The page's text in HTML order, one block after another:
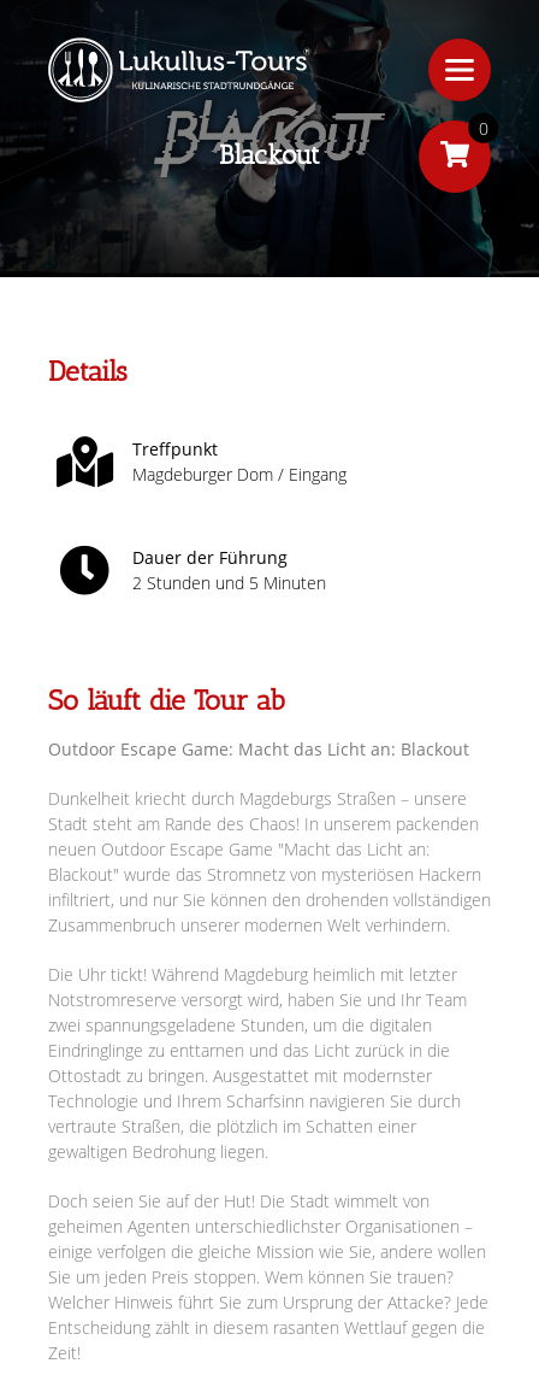
Blackout
Details
Treffpunkt
Magdeburger Dom / Eingang
Dauer der Führung
2 Stunden und 5 Minuten
So läuft die Tour ab
Outdoor Escape Game: Macht das Licht an: Blackout
Dunkelheit kriecht durch Magdeburgs Straßen – unsere
Stadt steht am Rande des Chaos! In unserem packenden
neuen Outdoor Escape Game "Macht das Licht an:
Blackout" wurde das Stromnetz von mysteriösen Hackern
infiltriert, und nur Sie können den drohenden vollständigen
Zusammenbruch unserer modernen Welt verhindern.
Die Uhr tickt! Während Magdeburg heimlich mit letzter
Notstromreserve versorgt wird, haben Sie und Ihr Team
zwei spannungsgeladene Stunden, um die digitalen
Eindringlinge zu enttarnen und das Licht zurück in die
Ottostadt zu bringen. Ausgestattet mit modernster
Technologie und Ihrem Scharfsinn navigieren Sie durch
vertraute Straßen, die plötzlich im Schatten einer
gewaltigen Bedrohung liegen.
Doch seien Sie auf der Hut! Die Stadt wimmelt von
geheimen Agenten unterschiedlichster Organisationen –
einige verfolgen die gleiche Mission wie Sie, andere wollen
Sie um jeden Preis stoppen. Wem können Sie trauen?
Welcher Hinweis führt Sie zum Ursprung der Attacke? Jede
Entscheidung zählt in diesem rasanten Wettlauf gegen die
Zeit!
0